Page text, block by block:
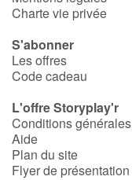
Documentaires
En famille
Quotidien et loisirs
À l'école
Charte vie privée
S'abonner
Les offres
Code cadeau
L'offre Storyplay'r
Conditions générales
Aide
Plan du site
Flyer de présentation